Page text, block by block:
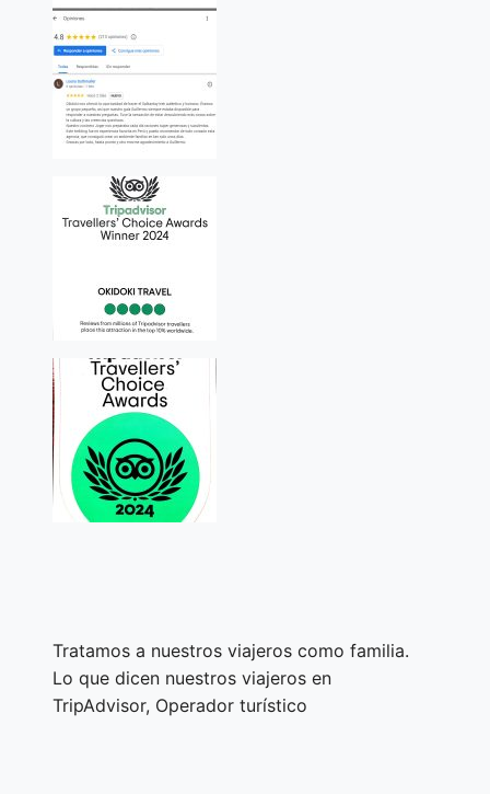
Tratamos a nuestros viajeros como familia.
Lo que dicen nuestros viajeros en
TripAdvisor, Operador turístico